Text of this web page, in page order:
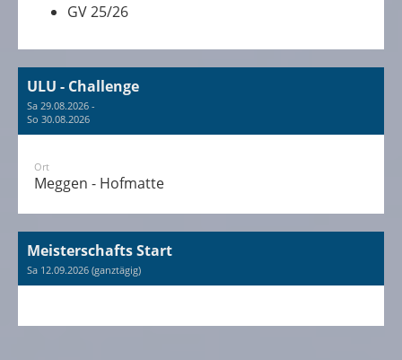
GV 25/26
ULU - Challenge
Sa 29.08.2026 -
So 30.08.2026
Ort
Meggen - Hofmatte
Meisterschafts Start
Sa 12.09.2026 (ganztägig)